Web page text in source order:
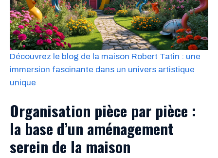
Découvrez le blog de la maison Robert Tatin : une
immersion fascinante dans un univers artistique
unique
Organisation pièce par pièce :
la base d’un aménagement
serein de la maison